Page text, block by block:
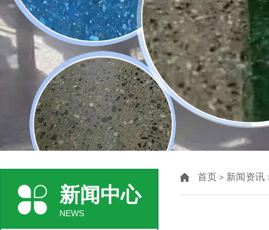
新闻中心
NEWS
首页 > 新闻资讯